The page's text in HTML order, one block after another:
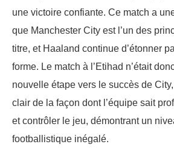
une victoire confiante. Ce match a
que Manchester City est l’un des
titre, et Haaland continue d’étonner
forme. Le match à l’Etihad n’était
nouvelle étape vers le succès de
clair de la façon dont l’équipe sait
et contrôler le jeu, démontrant un
footballistique inégalé.